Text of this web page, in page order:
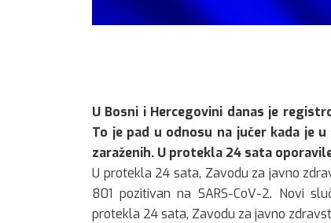
U Bosni i Hercegovini danas je
To je pad u odnosu na jučer kada je
zaraženih. U protekla 24 sata
U protekla 24 sata, Zavodu za javno
801 pozitivan na SARS-CoV-2. Novi
protekla 24 sata, Zavodu za javno